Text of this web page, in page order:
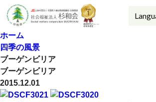
ホーム
四季の風景
ブーゲンビリア
ブーゲンビリア
2015.12.01